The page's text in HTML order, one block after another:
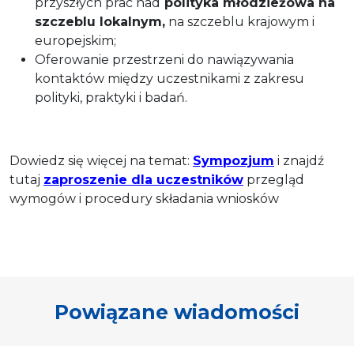
szczeblu lokalnym, na szczeblu krajowym i
europejskim;
Oferowanie przestrzeni do nawiązywania
kontaktów między uczestnikami z zakresu
polityki, praktyki i badań.
Dowiedz się więcej na temat: Sympozjum i znajdź
tutaj zaproszenie dla uczestników przegląd
wymogów i procedury składania wniosków
Powiązane wiadomości